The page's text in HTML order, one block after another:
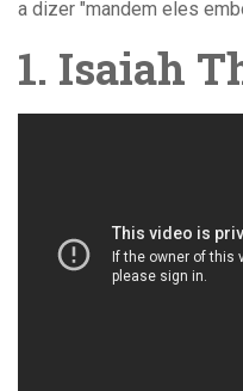
a dizer "mandem eles
1. Isaiah